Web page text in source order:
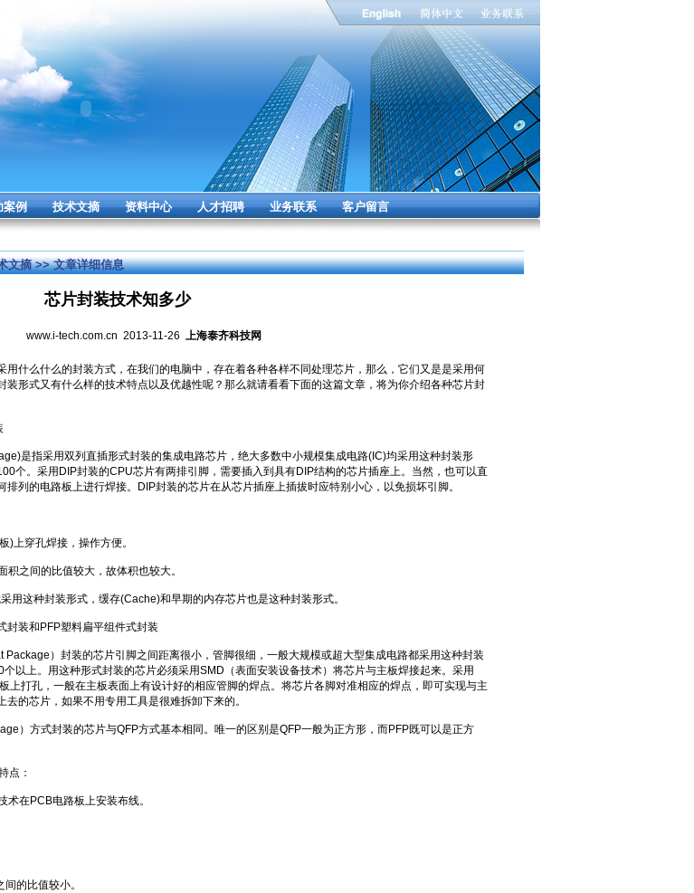
案例 技术文摘 资料中心 人才招聘 业务联系 客户留言
文摘>> 文章详细信息
芯片封装技术知多少
www.i-tech.com.cn 2013-11-26 上海泰齐科技网
什么什么的封装方式，在我们的电脑中，存在着各种各样不同处理芯片，那么，它们又是是采用何
装形式又有什么样的技术特点以及优越性呢？那么就请看看下面的这篇文章，将为你介绍各种芯片封
是指采用双列直插形式封装的集成电路芯片，绝大多数中小规模集成电路(IC)均采用这种封装形
个。采用DIP封装的CPU芯片有两排引脚，需要插入到具有DIP结构的芯片插座上。当然，也可以直
排列的电路板上进行焊接。DIP封装的芯片在从芯片插座上插拔时应特别小心，以免损坏引脚。
上穿孔焊接，操作方便。
间的比值较大，故体积也较大。
用这种封装形式，缓存(Cache)和早期的内存芯片也是这种封装形式。
装和PFP塑料扁平组件式封装
）封装的芯片引脚之间距离很小，管脚很细，一般大规模或超大型集成电路都采用这种封装
以上。用这种形式封装的芯片必须采用SMD（表面安装设备技术）将芯片与主板焊接起来。采用
上打孔，一般在主板表面上有设计好的相应管脚的焊点。将芯片各脚对准相应的焊点，即可实现与主
去的芯片，如果不用专用工具是很难拆卸下来的。
）方式封装的芯片与QFP方式基本相同。唯一的区别是QFP一般为正方形，而PFP既可以是正方
点：
在PCB电路板上安装布线。
的比值较小。